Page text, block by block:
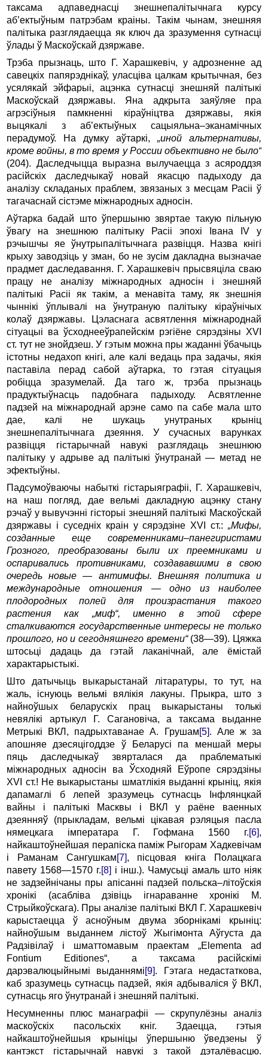
таксама адпаведнасці знешнепалітычнага курсу
аб’ектыўным па­трэбам краіны. Такім чынам, знешняя
палітыка разглядаецца як ключ да зразумення сутнасці
ўлады ў Маскоўскай дзяржаве.
Трэба прызнаць, што Г. Харашкевіч, у адрозненне ад
савецкіх папярэднікаў, уласціва цалкам крытычная, без
усялякай эйфарыі, ацэнка сутнасці знешняй палітыкі
Маскоўскай дзяржавы. Яна адкрыта заяўляе пра
агрэсіўныя памкненні кіраўніцтва дзяржавы, якія
выцякалі з аб’ектыўных сацыяльна–эканамічных
перадумоў. На думку аўтаркі, „иной альтернативы,
кроме войны, в то время у России объективно не было“
(204). Даследчыцца выразна вылучаецца з асяроддзя
расійскіх даследчыкаў новай якасцю падыходу да
аналізу складаных праблем, звязаных з месцам Расіі ў
тагачаснай сістэме міжнародных адносін.
Аўтарка бадай што ўпершыню звяртае такую пільную
ўвагу на знешнюю палітыку Расіі эпохі Івана IV у
рэчышчы яе ўнутрыпалітычнага развіцця. Назва кнігі
крыху заводзіць у зман, бо не зусім дакладна вызначае
прадмет даследавання. Г. Харашкевіч прысвяціла сваю
працу не аналізу міжнародных адносін і знешняй
палітыкі Расіі як такім, а менавіта таму, як знешнія
чыннікі ўплывалі на ўнутраную палітыку кіраўнічых
колаў дзяржавы. Цэласнага асвятлення міжнароднай
сітуацыі ва ўсходнееўрапейскім рэгіёне сярэдзіны XVI
ст. тут не знойдзеш. У гэтым можна пры жаданні ўбачыць
істотны недахоп кнігі, але калі ведаць пра задачы, якія
паставіла перад сабой аўтарка, то гэтая сітуацыя
робіцца зразумелай. Да таго ж, трэба прызнаць
прадуктыўнасць падобнага падыходу. Асвятленне
падзей на міжнароднай арэне само па сабе мала што
дае, калі не шукаць унутраных крыніц
знешнепалітычнага дзеяння. У сучасных варунках
развіцця гістарычнай навукі разглядаць знешнюю
палітыку у адрыве ад палітыкі ўнутранай — метад не
эфектыўны.
Падсумоўваючы набыткі гістарыяграфіі, Г. Харашкевіч,
на наш погляд, дае вельмі дакладную ацэнку стану
рэчаў у вывучэнні гісторыі знешняй палітыкі Маскоўскай
дзяржавы і суседніх краін у сярэдзіне XVI ст.: „Мифы,
созданные еще современниками–панегиристами
Грозного, преобразованы были их преемниками и
оспаривались противниками, создававшими в свою
очередь новые — антимифы. Внешняя политика и
международные отношения — одно из наиболее
плодородных полей для произрастания такого
растения как „миф“, именно в этой сфере
сталкиваются государственные интересы не только
прошлого, но и сегодняшнего времени“(38—39). Цяжка
штосьці дадаць да гэтай лаканічнай, але ёмістай
характарыстыкі.
Што датычыць выкарыстанай літаратуры, то тут, на
жаль, існуюць вельмі вялікія лакуны. Прыкра, што з
найноўшых беларускіх прац выкарыстаны толькі
невялікі артыкул Г. Сагановіча, а таксама выданне
Метрыкі ВКЛ, падрыхтаванае А. Грушам[5]. Але ж за
апошняе дзесяцігоддзе ў Беларусі па меншай меры
пяць даследчыкаў звярталася да праблематыкі
міжнародных адносін ва Ўсходняй Еўропе сярэдзіны
XVI ст.! Не выкарыстаны шматлікія выданні крыніц, якія
дапамаглі б лепей зразумець сутнасць Інфлянцкай
вайны і палітыкі Масквы і ВКЛ у раёне ваенных
дзеянняў (прыкладам, вельмі цікавая рэляцыя пасла
нямецкага імператара Г. Гофмана 1560 г.[6],
найкаштоўнейшая перапіска паміж Рыгорам Хадкевічам
і Раманам Сангушкам[7], пісцовая кніга Полацкага
павету 1568—1570 г.[8] і інш.). Чамусьці амаль што ніяк
не задзейнічаны пры апісанні падзей польска–літоўскія
хронікі (асабліва дзівіць ігнараванне хронікі М.
Стрыйкоўскага). Пры аналізе палітыкі ВКЛ Г. Харашкевіч
карыстаецца ў асноўным двума зборнікамі крыніц:
найноўшым выданнем лістоў Жыгімонта Аўгуста да
Радзівілаў і шматтомавым праектам „Elementa ad
Fontium Editiones“, а таксама расійскімі
дарэвалюцыйнымі выданнямі[9]. Гэтага недастаткова,
каб зразумець сутнасць падзей, якія адбываліся ў ВКЛ,
сутнасць яго ўнутранай і знешняй палітыкі.
Несумненны плюс манаграфіі — скрупулёзны аналіз
маскоўскіх пасольскіх кніг. Здаецца, гэтыя
найкаштоўнейшыя крыніцы ўпершыню ўведзены ў
кантэкст гістарычнай навукі з такой дэталёвасцю.